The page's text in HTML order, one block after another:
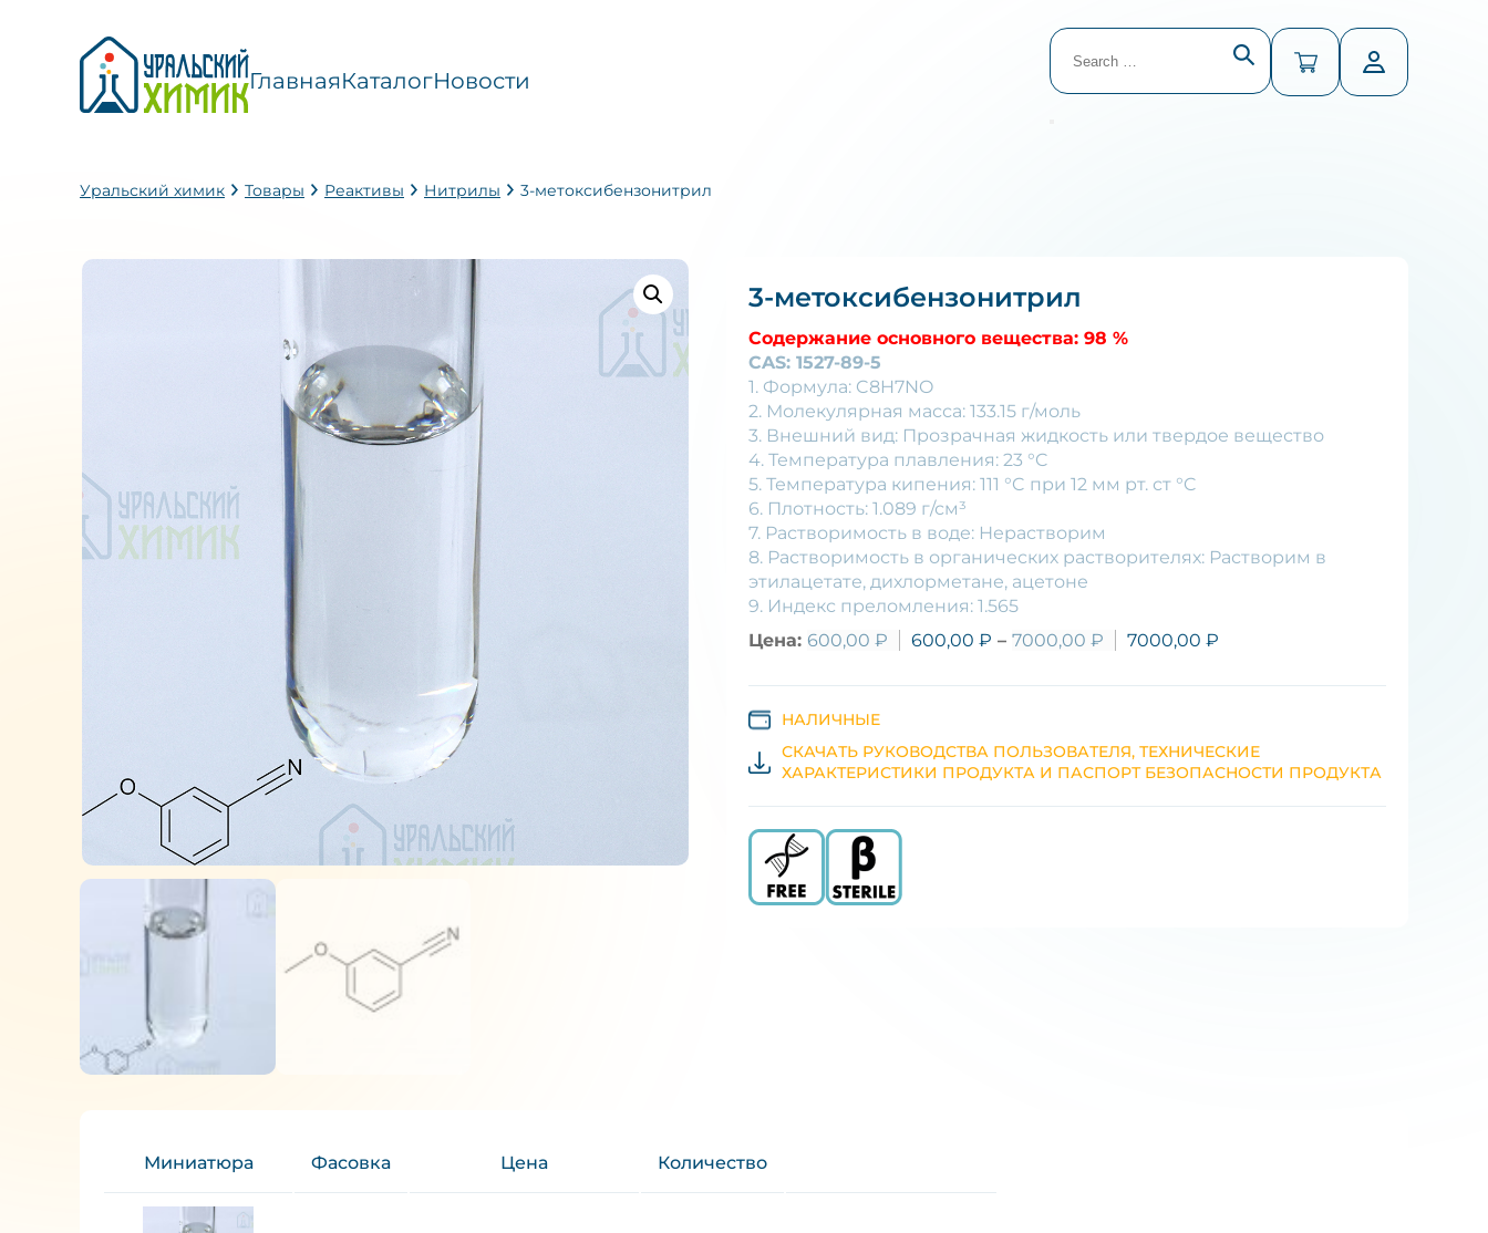
ГлавнаяКаталогНовости
Search
for:
Уральский химик Товары Реактивы Нитрилы 3-метоксибензонитрил
3-метоксибензонитрил
Содержание основного вещества: 98 %
CAS: 1527-89-5
1. Формула: C8H7NO
2. Молекулярная масса: 133.15 г/моль
3. Внешний вид: Прозрачная жидкость или твердое вещество
4. Температура плавления: 23 °C
5. Температура кипения: 111 °C при 12 мм рт. ст °C
6. Плотность: 1.089 г/см³
7. Растворимость в воде: Нерастворим
8. Растворимость в органических растворителях: Растворим в
этилацетате, дихлорметане, ацетоне
9. Индекс преломления: 1.565
Цена: 600,00 ₽ 600,00 ₽ – 7000,00 ₽ 7000,00 ₽
НАЛИЧНЫЕ
СКАЧАТЬ РУКОВОДСТВА ПОЛЬЗОВАТЕЛЯ, ТЕХНИЧЕСКИЕ
ХАРАКТЕРИСТИКИ ПРОДУКТА И ПАСПОРТ БЕЗОПАСНОСТИ ПРОДУКТА
Миниатюра Фасовка Цена Количество